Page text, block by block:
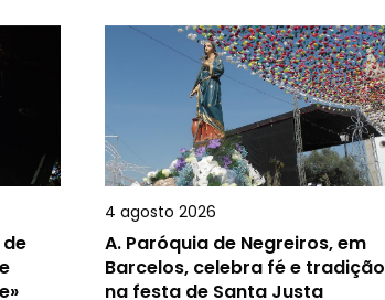
4 agosto 2026
A. Paróquia de Negreiros, em
Barcelos, celebra fé e tradição
na festa de Santa Justa